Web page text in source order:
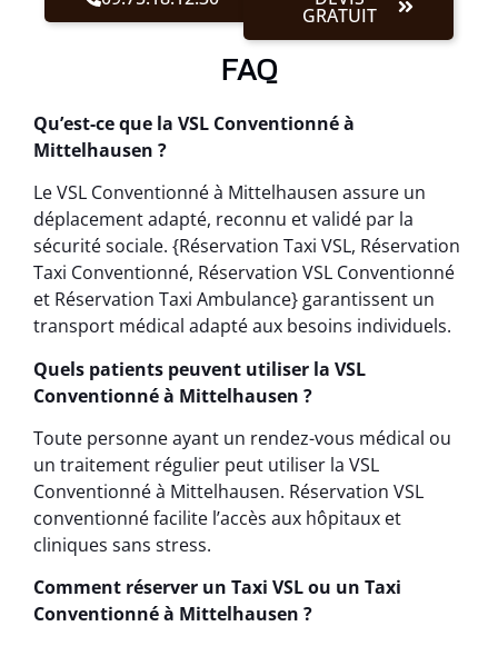
GRATUIT
FAQ
Qu’est-ce que la VSL Conventionné à
Mittelhausen ?
Le VSL Conventionné à Mittelhausen assure un
déplacement adapté, reconnu et validé par la
sécurité sociale. {Réservation Taxi VSL, Réservation
Taxi Conventionné, Réservation VSL Conventionné
et Réservation Taxi Ambulance} garantissent un
transport médical adapté aux besoins individuels.
Quels patients peuvent utiliser la VSL
Conventionné à Mittelhausen ?
Toute personne ayant un rendez-vous médical ou
un traitement régulier peut utiliser la VSL
Conventionné à Mittelhausen. Réservation VSL
conventionné facilite l’accès aux hôpitaux et
cliniques sans stress.
Comment réserver un Taxi VSL ou un Taxi
Conventionné à Mittelhausen ?